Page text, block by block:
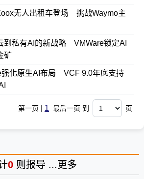
无人出租车登场 挑战Waymo主
到私有AI的新战略 VMWare锁定AI
矿
强化原生AI布局 VCF 9.0年底支持
第一页 1 最后一页 到 页
0 则报导 ... 更多